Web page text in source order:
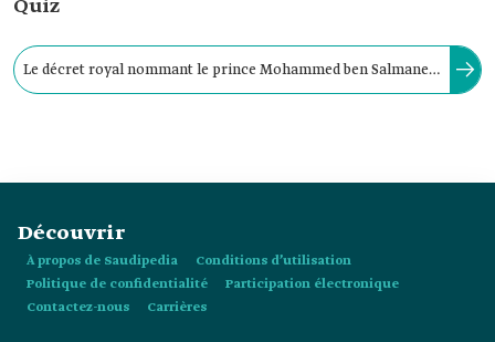
Quiz
Le décret royal nommant le prince Mohammed ben Salmane
Découvrir
À propos de Saudipedia
Conditions d’utilisation
Politique de confidentialité
Participation électronique
Contactez-nous
Carrières